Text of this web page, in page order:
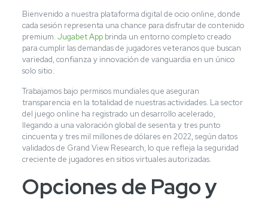
Bienvenido a nuestra plataforma digital de ocio online, donde
cada sesión representa una chance para disfrutar de contenido
premium. Jugabet Appbrinda un entorno completo creado
para cumplir las demandas de jugadores veteranos que buscan
variedad, confianza y innovación de vanguardia en un único
solo sitio.
Trabajamos bajo permisos mundiales que aseguran
transparencia en la totalidad de nuestras actividades. La sector
del juego online ha registrado un desarrollo acelerado,
llegando a una valoración global de sesenta y tres punto
cincuenta y tres mil millones de dólares en 2022, según datos
validados de Grand View Research, lo que refleja la seguridad
creciente de jugadores en sitios virtuales autorizadas.
Opciones de Pago y